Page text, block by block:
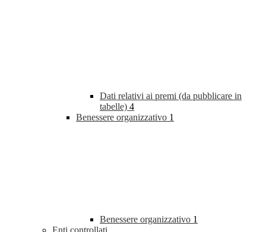
Dati relativi ai premi (da pubblicare in
tabelle) 4
Benessere organizzativo 1
Benessere organizzativo 1